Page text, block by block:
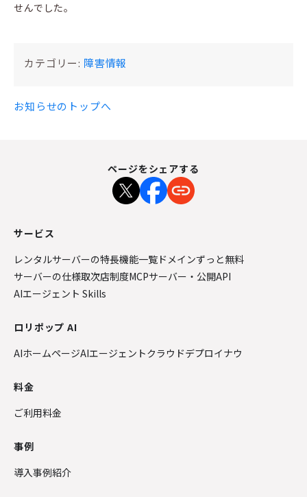
せんでした。
カテゴリー: 障害情報
お知らせのトップへ
ページをシェアする
サービス
レンタルサーバーの特長機能一覧 ドメインずっと無料
サーバーの仕様取次店制度MCPサーバー・公開API
AIエージェント Skills
ロリポップ AI
AIホームページAIエージェントクラウドデプロイナウ
料金
ご利用料金
事例
導入事例紹介